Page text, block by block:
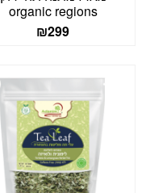
organic regions
₪299